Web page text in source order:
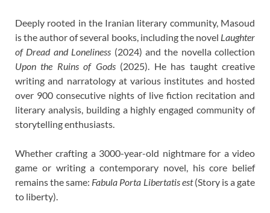
Deeply rooted in the Iranian literary community, Masoud
is the author of several books, including the novel Laughter
of Dread and Loneliness (2024) and the novella collection
Upon the Ruins of Gods(2025). He has taught creative
writing and narratology at various institutes and hosted
over 900 consecutive nights of live fiction recitation and
literary analysis, building a highly engaged community of
storytelling enthusiasts.
Whether crafting a 3000-year-old nightmare for a video
game or writing a contemporary novel, his core belief
remains the same: Fabula Porta Libertatis est(Story is a gate
to liberty).